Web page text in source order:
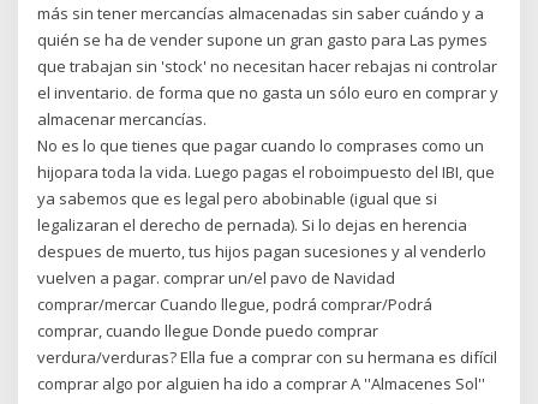
más sin tener mercancías almacenadas sin saber cuándo y a
quién se ha de vender supone un gran gasto para Las pymes
que trabajan sin 'stock' no necesitan hacer rebajas ni controlar
el inventario. de forma que no gasta un sólo euro en comprar y
almacenar mercancías.
No es lo que tienes que pagar cuando lo comprases como un
hijopara toda la vida. Luego pagas el roboimpuesto del IBI, que
ya sabemos que es legal pero abobinable (igual que si
legalizaran el derecho de pernada). Si lo dejas en herencia
despues de muerto, tus hijos pagan sucesiones y al venderlo
vuelven a pagar. comprar un/el pavo de Navidad
comprar/mercar Cuando llegue, podrá comprar/Podrá
comprar, cuando llegue Donde puedo comprar
verdura/verduras? Ella fue a comprar con su hermana es difícil
comprar algo por alguien ha ido a comprar A ''Almacenes Sol''